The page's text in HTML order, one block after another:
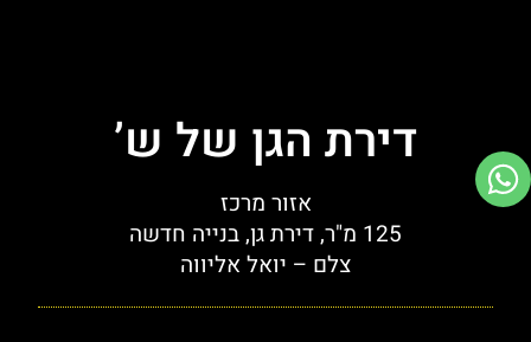
דירת הגן של ש’
אזור מרכז
125 מ"ר, דירת גן, בנייה חדשה
צלם – יואל אליווה